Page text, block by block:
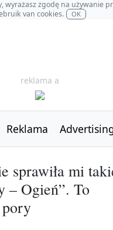
zgodę na
van cookies.
OK
reklama a
Reklama
sprawiła mi
– Ogień”. To
pory